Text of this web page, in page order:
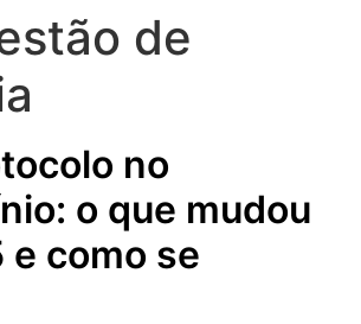
de
no
o que mudou
e como se